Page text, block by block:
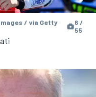
/ via Getty
6 /
55